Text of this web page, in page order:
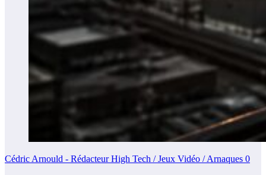
Cédric Arnould - Rédacteur High Tech / Jeux Vidéo / Arnaques 0